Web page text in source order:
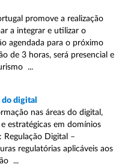
promove a realização
a integrar e utilizar o
agendada para o próximo
de 3 horas, será presencial e
...
do digital
nas áreas do digital,
estratégicas em domínios
Regulação Digital –
regulatórias aplicáveis aos
...